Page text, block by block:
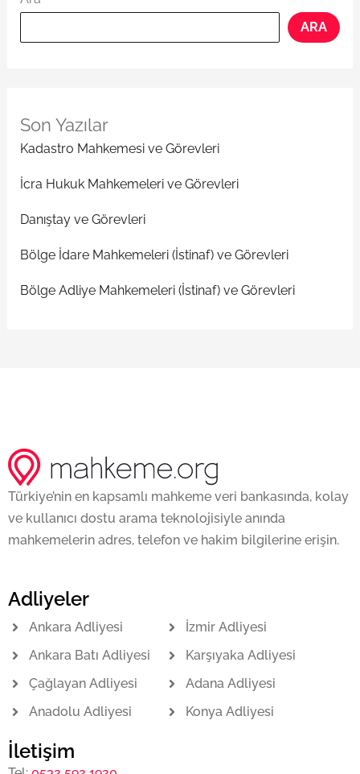
ARA
Son Yazılar
Kadastro Mahkemesi ve Görevleri
İcra Hukuk Mahkemeleri ve Görevleri
Danıştay ve Görevleri
Bölge İdare Mahkemeleri (İstinaf) ve Görevleri
Bölge Adliye Mahkemeleri (İstinaf) ve Görevleri
Türkiye’nin en kapsamlı mahkeme veri bankasında, kolay
ve kullanıcı dostu arama teknolojisiyle anında
mahkemelerin adres, telefon ve hakim bilgilerine erişin.
Adliyeler
Ankara Adliyesi
Ankara Batı Adliyesi
Çağlayan Adliyesi
Anadolu Adliyesi
İzmir Adliyesi
Karşıyaka Adliyesi
Adana Adliyesi
Konya Adliyesi
İletişim